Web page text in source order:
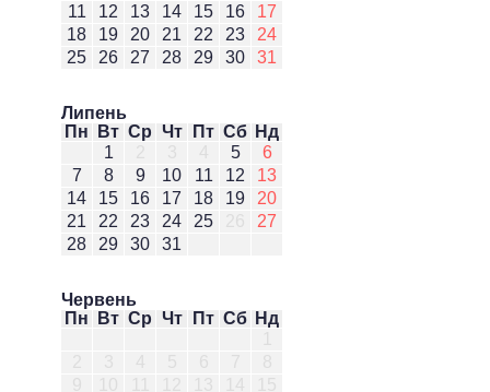
11
12 13 14 15 16
17
18
19 20 21 22 23
24
25
26 27 28 29 30 31
Липень
Пн
Вт Ср Чт Пт Сб Нд
1
5
6
7
8 9 10 11 12
13
14
15 16 17 18 19
20
21
22 23 24 25
27
28
29 30 31
Червень
Пн
Вт Ср Чт Пт Сб Нд